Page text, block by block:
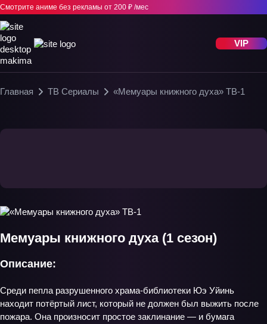
Смотрите аниме без рекламы от 200 ₽ /мес
VIP
Главная ТВ Сериалы «Мемуары книжного духа» ТВ-1
Мемуары книжного духа (1 сезон)
Описание:
Среди пепла разрушенного храма‑библиотеки Юэ Уйинь
находит потёртый лист, который не должен был выжить после
пожара. Она произносит простое заклинание — и бумага